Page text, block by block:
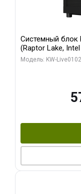
Системный блок
(Raptor Lake,
модуля)/ Afox
Модель: KW-Live0102